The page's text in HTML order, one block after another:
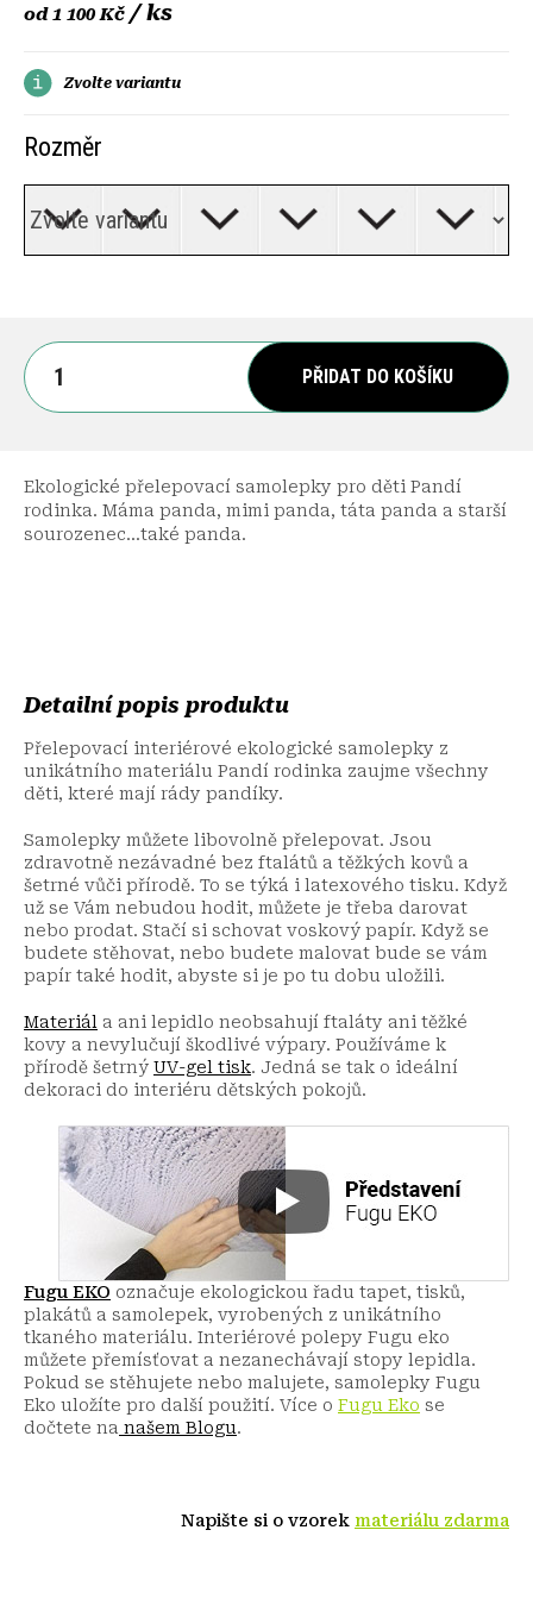
od 1 100 Kč / ks
Zvolte variantu
Rozměr
PŘIDAT DO KOŠÍKU
Ekologické přelepovací samolepky pro děti Pandí
rodinka. Máma panda, mimi panda, táta panda a starší
sourozenec...také panda.
Detailní popis produktu
Přelepovací interiérové ekologické samolepky z
unikátního materiálu Pandí rodinka zaujme všechny
děti, které mají rády pandíky.
Samolepky můžete libovolně přelepovat. Jsou
zdravotně nezávadné bez ftalátů a těžkých kovů a
šetrné vůči přírodě. To se týká i latexového tisku. Když
už se Vám nebudou hodit, můžete je třeba darovat
nebo prodat. Stačí si schovat voskový papír. Když se
budete stěhovat, nebo budete malovat bude se vám
papír také hodit, abyste si je po tu dobu uložili.
Materiál a ani lepidlo neobsahují ftaláty ani těžké
kovy a nevylučují škodlivé výpary. Používáme k
přírodě šetrný UV-gel tisk. Jedná se tak o ideální
dekoraci do interiéru dětských pokojů.
Fugu EKO označuje ekologickou řadu tapet, tisků,
plakátů a samolepek, vyrobených z unikátního
tkaného materiálu. Interiérové polepy Fugu eko
můžete přemísťovat a nezanechávají stopy lepidla.
Pokud se stěhujete nebo malujete, samolepky Fugu
Eko uložíte pro další použití. Více o Fugu Eko se
dočtete na našem Blogu.
Napište si o vzorek materiálu zdarma